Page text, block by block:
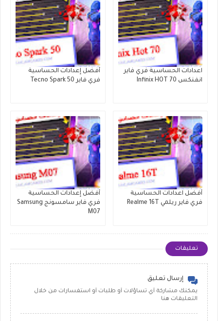
اعدادات الحساسية فري فاير
انفنكس Infinix HOT 70
أفضل إعدادات الحساسية
فري فاير Tecno Spark 50
أفضل اعدادات الحساسية
فري فاير ريلمي Realme 16T
أفضل إعدادات الحساسية
فري فاير سامسونج Samsung
M07
تعليقات
إرسال تعليق
يمكنك مشاركة أي تساؤلات أو طلبات أو استفسارات من خلال
التعليقات هنا